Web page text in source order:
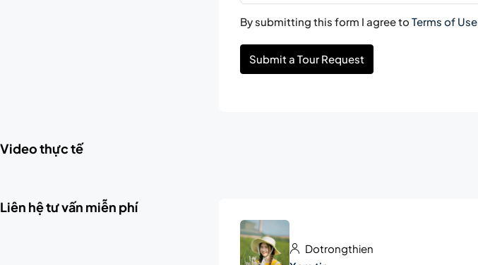
By submitting this form I agree toTerms of Use
Submit a Tour Request
Video thực tế
Liên hệ tư vấn miễn phí
Dotrongthien